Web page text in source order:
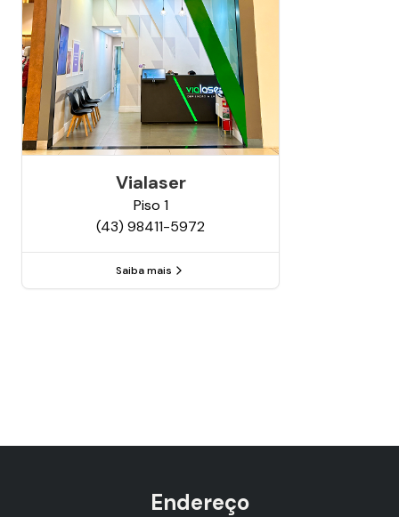
Vialaser
Piso 1
(43) 98411-5972
Saiba mais
Endereço